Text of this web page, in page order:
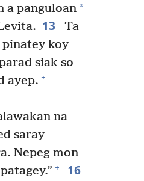
a panguloan*
13
Ta
pinatey koy
siak so
ayep. +
na
saray
Nepeg mon
+ 16